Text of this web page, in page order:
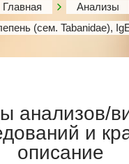
Главная
Анализы
(сем. Tabanidae),
анализов/
и
описание